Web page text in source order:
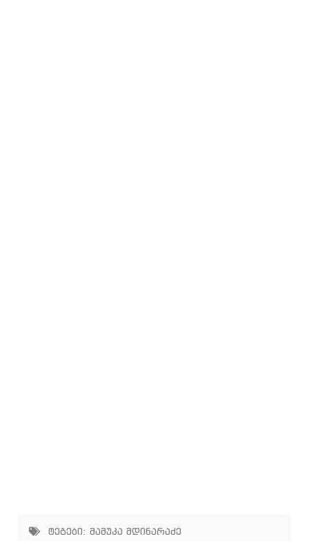
ტეგები: მამუკა მდინარაძე